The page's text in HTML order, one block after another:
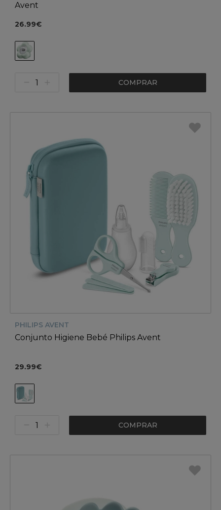
Avent
26.99€
COMPRAR
PHILIPS AVENT
Conjunto Higiene Bebé Philips Avent
29.99€
COMPRAR